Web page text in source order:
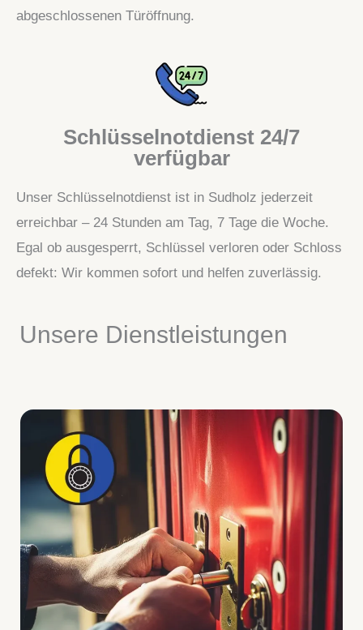
abgeschlossenen Türöffnung.
Schlüsselnotdienst 24/7
verfügbar
Unser Schlüsselnotdienst ist in Sudholz jederzeit
erreichbar – 24 Stunden am Tag, 7 Tage die Woche.
Egal ob ausgesperrt, Schlüssel verloren oder Schloss
defekt: Wir kommen sofort und helfen zuverlässig.
Unsere Dienstleistungen